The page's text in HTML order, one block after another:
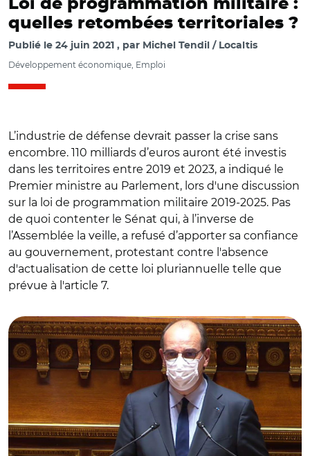
Loi de programmation militaire :
quelles retombées territoriales ?
Publié le 24 juin 2021 par Michel Tendil / Localtis
Développement économique, Emploi
L’industrie de défense devrait passer la crise sans
encombre. 110 milliards d’euros auront été investis
dans les territoires entre 2019 et 2023, a indiqué le
Premier ministre au Parlement, lors d'une discussion
sur la loi de programmation militaire 2019-2025. Pas
de quoi contenter le Sénat qui, à l’inverse de
l’Assemblée la veille, a refusé d’apporter sa confiance
au gouvernement, protestant contre l'absence
d'actualisation de cette loi pluriannuelle telle que
prévue à l'article 7.